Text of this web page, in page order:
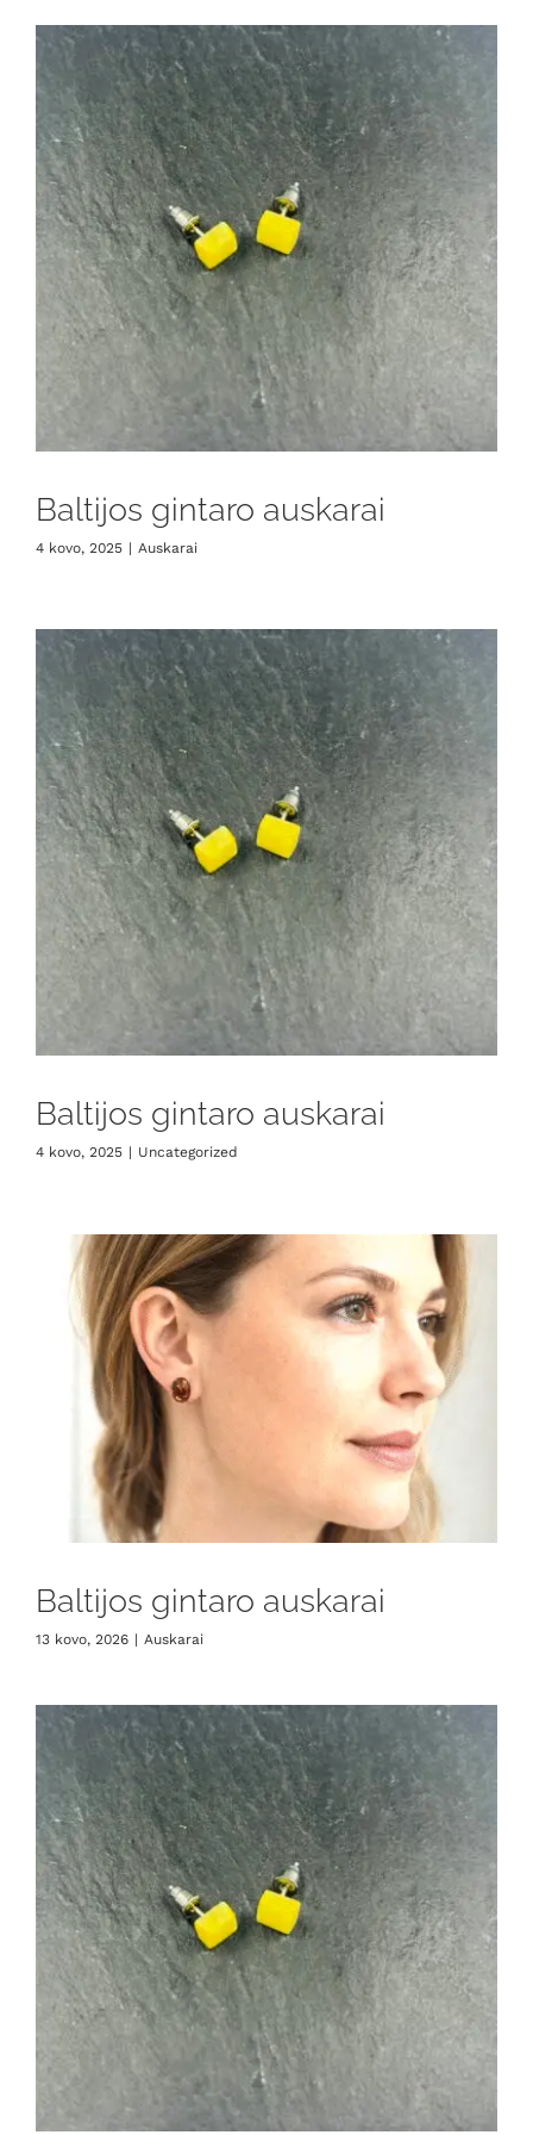
Baltijos gintaro auskarai
4 kovo, 2025 | Auskarai
Baltijos gintaro auskarai
4 kovo, 2025 | Uncategorized
Baltijos gintaro auskarai
13 kovo, 2026 | Auskarai